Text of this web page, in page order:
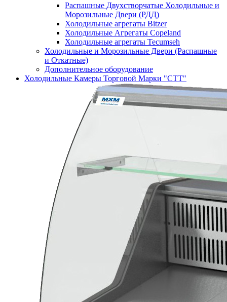
Распашные Двухстворчатые Холодильные и
Морозильные Двери (РДД)
Холодильные агрегаты Bitzer
Холодильные Агрегаты Copeland
Холодильные агрегаты Tecumseh
Холодильные и Морозильные Двери (Распашные
и Откатные)
Дополнительное оборудование
Холодильные Камеры Торговой Марки "СТТ"